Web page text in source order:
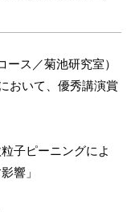
ス／菊池研究室）
おいて、優秀講演賞
子ピーニングによ
響」